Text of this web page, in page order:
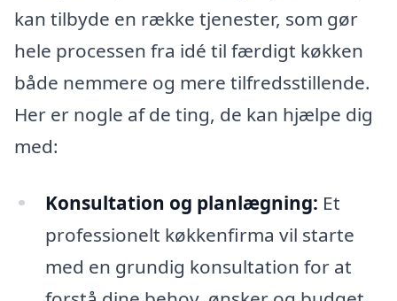
kan tilbyde en række tjenester, som gør
hele processen fra idé til færdigt køkken
både nemmere og mere tilfredsstillende.
Her er nogle af de ting, de kan hjælpe dig
med:
Konsultation og planlægning: Et
professionelt køkkenfirma vil starte
med en grundig konsultation for at